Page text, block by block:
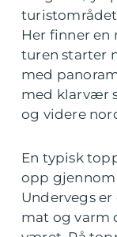
Her finner en
turen starter
med
med klarvær
og videre
En typisk
opp
Undervegs
mat og varm